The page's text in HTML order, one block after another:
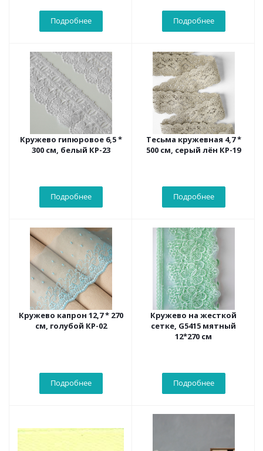
Подробнее Подробнее
Кружево гипюровое 6,5 *
300 см, белый КР-23
Подробнее
Тесьма кружевная 4,7 *
500 см, серый лён КР-19
Подробнее
Кружево капрон 12,7 * 270
см, голубой КР-02
Подробнее
Кружево на жесткой
сетке, G5415 мятный
12*270 см
Подробнее